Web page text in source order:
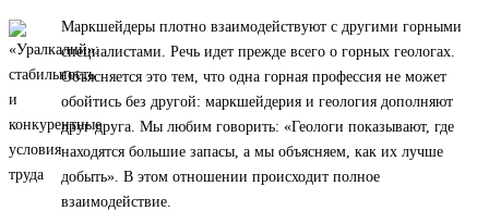
Маркшейдеры плотно взаимодействуют с другими горными
специалистами. Речь идет прежде всего о горных геологах.
Объясняется это тем, что одна горная профессия не может
обойтись без другой: маркшейдерия и геология дополняют
друг друга. Мы любим говорить: «Геологи показывают, где
находятся большие запасы, а мы объясняем, как их лучше
добыть». В этом отношении происходит полное
взаимодействие.